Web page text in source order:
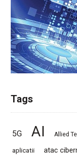
Tags
5G AI Allied
aplicatii atac